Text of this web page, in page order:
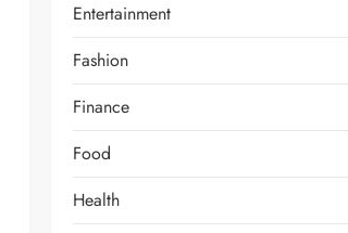
Entertainment
Fashion
Finance
Food
Health